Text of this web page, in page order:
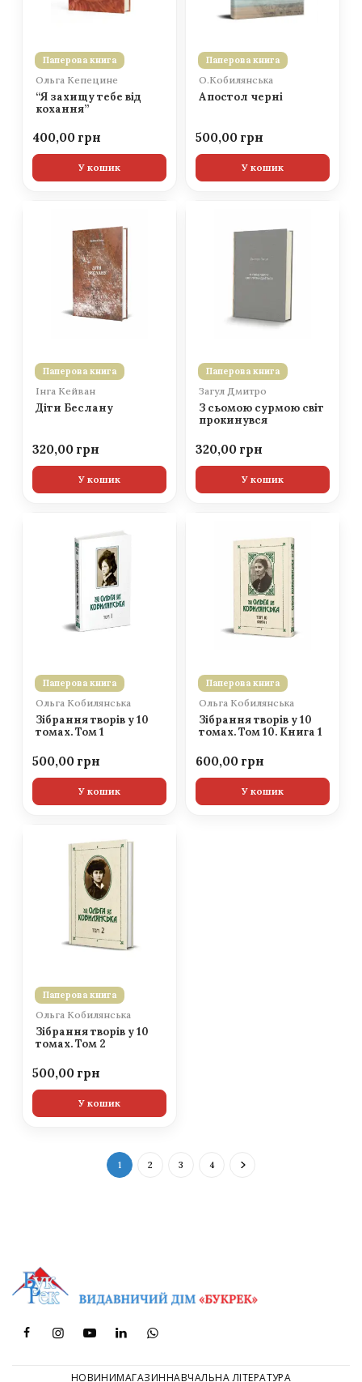
Паперова книга
Ольга Кепецине
“Я захищу тебе від
кохання”
400,00
У кошик
Паперова книга
О.Кобилянська
Апостол черні
500,00
У кошик
Паперова книга
Інга Кейван
Діти Беслану
320,00
У кошик
Паперова книга
Загул Дмитро
З сьомою сурмою світ
прокинувся
320,00
У кошик
Паперова книга
Ольга Кобилянська
Зібрання творів у 10
томах. Том 1
500,00
У кошик
Паперова книга
Ольга Кобилянська
Зібрання творів у 10
томах. Том 10. Книга 1
600,00
У кошик
Паперова книга
Ольга Кобилянська
Зібрання творів у 10
томах. Том 2
500,00
У кошик
1 2 3 4
НОВИНИМАГАЗИННАВЧАЛЬНА ЛІТЕРАТУРА